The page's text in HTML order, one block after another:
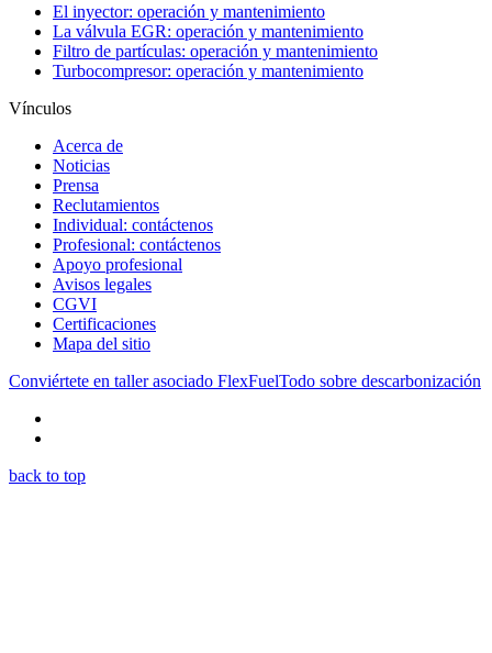
El inyector: operación y mantenimiento
La válvula EGR: operación y mantenimiento
Filtro de partículas: operación y mantenimiento
Turbocompresor: operación y mantenimiento
Vínculos
Acerca de
Noticias
Prensa
Reclutamientos
Individual: contáctenos
Profesional: contáctenos
Apoyo profesional
Avisos legales
CGVI
Certificaciones
Mapa del sitio
Conviértete en taller asociado FlexFuelTodo sobre descarbonización
back to top